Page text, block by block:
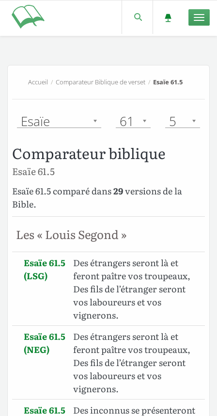
Accueil / Comparateur Biblique de verset/ Esaïe 61.5
Esaïe 61 5
Comparateur biblique
Esaïe 61.5
Esaïe 61.5 comparé dans29versions de la
Bible.
Les « Louis Segond »
Esaïe 61.5
(LSG)
Des étrangers seront là et
feront paître vos troupeaux,
Des fils de l’étranger seront
vos laboureurs et vos
vignerons.
Esaïe 61.5
(NEG)
Des étrangers seront là et
feront paître vos troupeaux,
Des fils de l’étranger seront
vos laboureurs et vos
vignerons.
Esaïe 61.5
Des inconnus se présenteront